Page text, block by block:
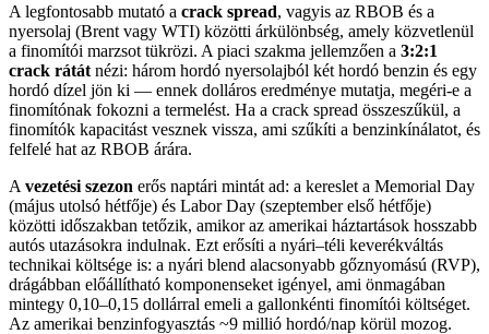
A legfontosabb mutató a crack spread, vagyis az RBOB és a
nyersolaj (Brent vagy WTI) közötti árkülönbség, amely közvetlenül
a finomítói marzsot tükrözi. A piaci szakma jellemzően a 3:2:1
crack rátát nézi: három hordó nyersolajból két hordó benzin és egy
hordó dízel jön ki — ennek dolláros eredménye mutatja, megéri-e a
finomítónak fokozni a termelést. Ha a crack spread összeszűkül, a
finomítók kapacitást vesznek vissza, ami szűkíti a benzinkínálatot, és
felfelé hat az RBOB árára.
A vezetési szezon erős naptári mintát ad: a kereslet a Memorial Day
(május utolsó hétfője) és Labor Day (szeptember első hétfője)
közötti időszakban tetőzik, amikor az amerikai háztartások hosszabb
autós utazásokra indulnak. Ezt erősíti a nyári–téli keverékváltás
technikai költsége is: a nyári blend alacsonyabb gőznyomású (RVP),
drágábban előállítható komponenseket igényel, ami önmagában
mintegy 0,10–0,15 dollárral emeli a gallonkénti finomítói költséget.
Az amerikai benzinfogyasztás ~9 millió hordó/nap körül mozog.